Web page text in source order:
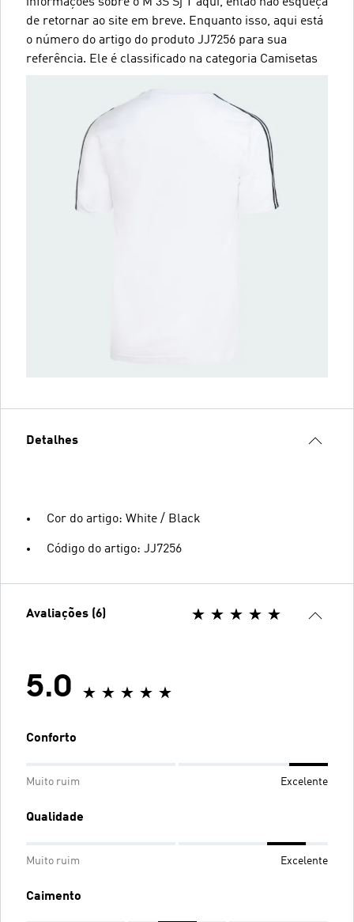
de retornar ao site em breve. Enquanto isso, aqui está
o número do artigo do produto JJ7256 para sua
referência. Ele é classificado na categoria Camisetas
Detalhes
Cor do artigo: White / Black
Código do artigo: JJ7256
Avaliações (6)
5.0
Conforto
Muito ruim Excelente
Qualidade
Muito ruim Excelente
Caimento